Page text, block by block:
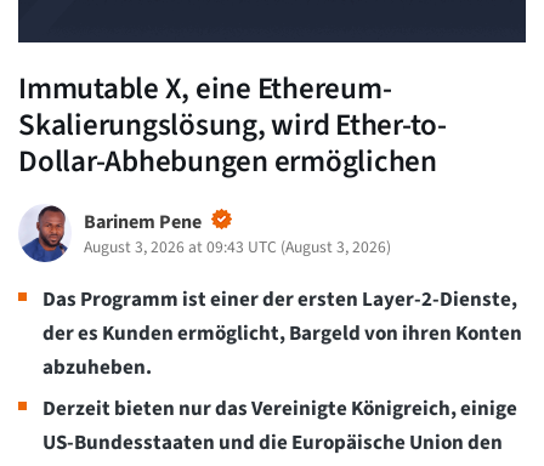
Immutable X, eine Ethereum-
Skalierungslösung, wird Ether-to-
Dollar-Abhebungen ermöglichen
Barinem Pene
August 3, 2026 at 09:43 UTC (August 3, 2026)
Das Programm ist einer der ersten Layer-2-Dienste,
der es Kunden ermöglicht, Bargeld von ihren Konten
abzuheben.
Derzeit bieten nur das Vereinigte Königreich, einige
US-Bundesstaaten und die Europäische Union den